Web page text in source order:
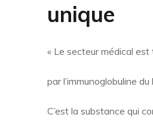
unique
« Le secteur médical
par l’immunoglobuline
C’est la substance qui